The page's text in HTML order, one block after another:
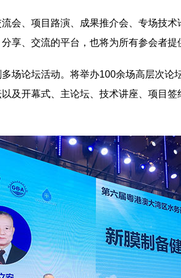
会、项目路演、成果推介会、专场技
享、交流的平台，也将为所有参会者
场论坛活动。将举办100余场高层次
及开幕式、主论坛、技术讲座、项目